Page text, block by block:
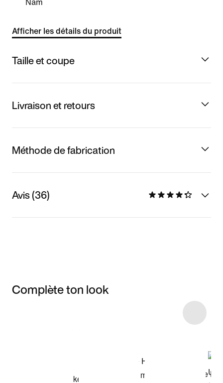
Nam
Afficher les détails du produit
Taille et coupe
Livraison et retours
Méthode de fabrication
Avis (36)
Complète ton look